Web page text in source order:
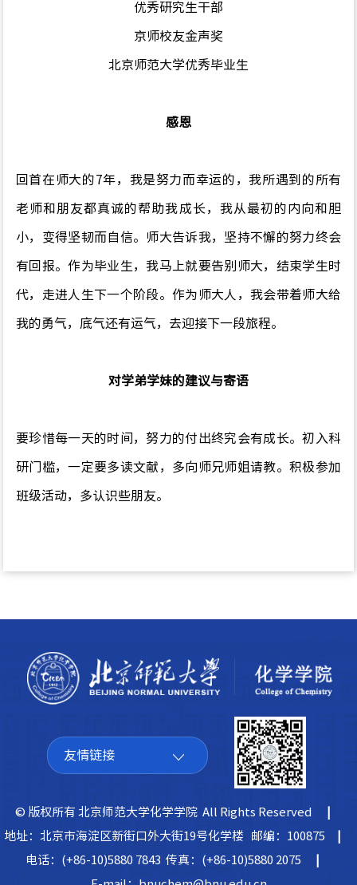
优秀研究生干部
京师校友金声奖
北京师范大学优秀毕业生
感恩
回首在师大的7年，我是努力而幸运的，我所遇到的所有
老师和朋友都真诚的帮助我成长，我从最初的内向和胆
小，变得坚韧而自信。师大告诉我，坚持不懈的努力终会
有回报。作为毕业生，我马上就要告别师大，结束学生时
代，走进人生下一个阶段。作为师大人，我会带着师大给
我的勇气，底气还有运气，去迎接下一段旅程。
对学弟学妹的建议与寄语
要珍惜每一天的时间，努力的付出终究会有成长。初入科
研门槛，一定要多读文献，多向师兄师姐请教。积极参加
班级活动，多认识些朋友。
友情链接
© 版权所有 北京师范大学化学学院 All Rights Reserved
地址：北京市海淀区新街口外大街19号化学楼 邮编：100875
电话：(+86-10)5880 7843 传真：(+86-10)5880 2075